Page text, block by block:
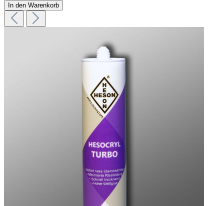
In den Warenkorb